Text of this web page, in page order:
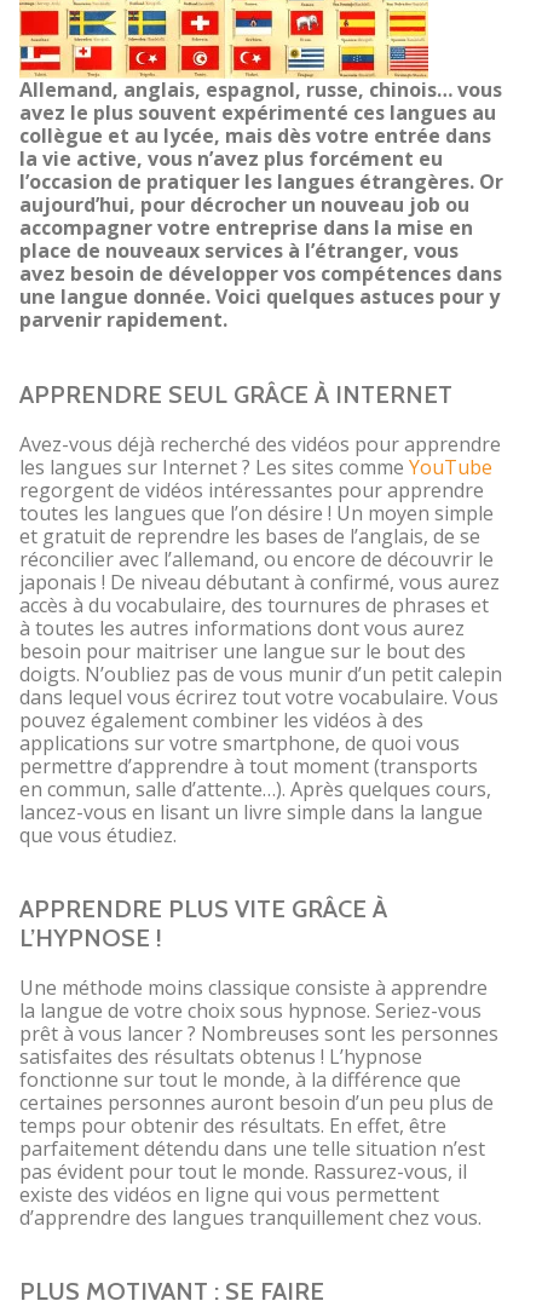
Allemand, anglais, espagnol, russe, chinois… vous
avez le plus souvent expérimenté ces langues au
collègue et au lycée, mais dès votre entrée dans
la vie active, vous n’avez plus forcément eu
l’occasion de pratiquer les langues étrangères. Or
aujourd’hui, pour décrocher un nouveau job ou
accompagner votre entreprise dans la mise en
place de nouveaux services à l’étranger, vous
avez besoin de développer vos compétences dans
une langue donnée. Voici quelques astuces pour y
parvenir rapidement.
APPRENDRE SEUL GRÂCE À INTERNET
Avez-vous déjà recherché des vidéos pour apprendre
les langues sur Internet ? Les sites comme YouTube
regorgent de vidéos intéressantes pour apprendre
toutes les langues que l’on désire ! Un moyen simple
et gratuit de reprendre les bases de l’anglais, de se
réconcilier avec l’allemand, ou encore de découvrir le
japonais ! De niveau débutant à confirmé, vous aurez
accès à du vocabulaire, des tournures de phrases et
à toutes les autres informations dont vous aurez
besoin pour maitriser une langue sur le bout des
doigts. N’oubliez pas de vous munir d’un petit calepin
dans lequel vous écrirez tout votre vocabulaire. Vous
pouvez également combiner les vidéos à des
applications sur votre smartphone, de quoi vous
permettre d’apprendre à tout moment (transports
en commun, salle d’attente…). Après quelques cours,
lancez-vous en lisant un livre simple dans la langue
que vous étudiez.
APPRENDRE PLUS VITE GRÂCE À
L’HYPNOSE !
Une méthode moins classique consiste à apprendre
la langue de votre choix sous hypnose. Seriez-vous
prêt à vous lancer ? Nombreuses sont les personnes
satisfaites des résultats obtenus ! L’hypnose
fonctionne sur tout le monde, à la différence que
certaines personnes auront besoin d’un peu plus de
temps pour obtenir des résultats. En effet, être
parfaitement détendu dans une telle situation n’est
pas évident pour tout le monde. Rassurez-vous, il
existe des vidéos en ligne qui vous permettent
d’apprendre des langues tranquillement chez vous.
PLUS MOTIVANT : SE FAIRE